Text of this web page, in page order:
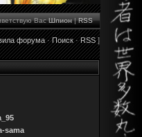
Вас Шпион|RSS
форума·Поиск·RSS]
sama